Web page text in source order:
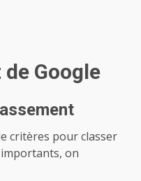
Google
critères pour classer
on